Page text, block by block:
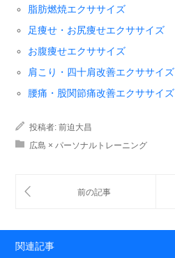
脂肪燃焼エクササイズ
足痩せ・お尻痩せエクササイズ
お腹痩せエクササイズ
肩こり・四十肩改善エクササイズ
腰痛・股関節痛改善エクササイズ
投稿者: 前迫大昌
広島 × パーソナルトレーニング
関連記事